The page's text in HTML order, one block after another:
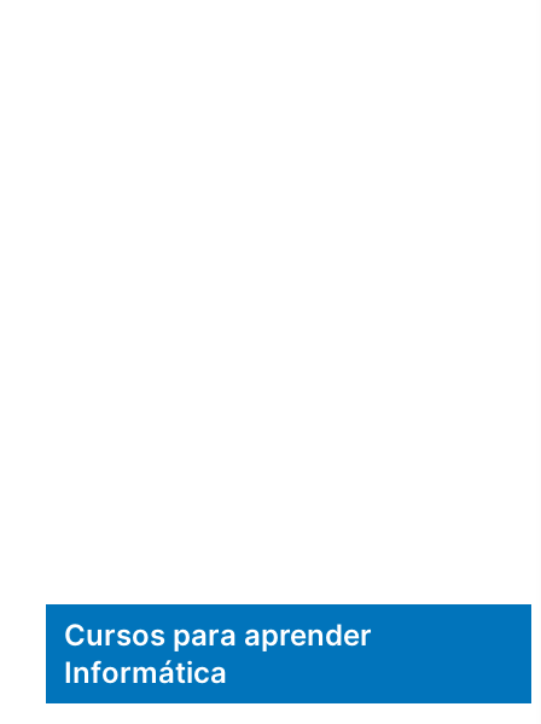
Cursos para aprender
Informática